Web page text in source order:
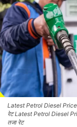
Latest Petrol Diesel Price
रेट Latest Petrol Diesel
तजा रेट